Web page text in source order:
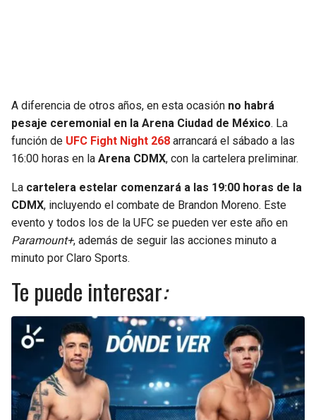
A diferencia de otros años, en esta ocasión no habrá
pesaje ceremonial en la Arena Ciudad de México. La
función de UFC Fight Night 268 arrancará el sábado a las
16:00 horas en la Arena CDMX, con la cartelera preliminar.
La cartelera estelar comenzará a las 19:00 horas de la
CDMX, incluyendo el combate de Brandon Moreno. Este
evento y todos los de la UFC se pueden ver este año en
Paramount+, además de seguir las acciones minuto a
minuto por Claro Sports.
Te puede interesar: